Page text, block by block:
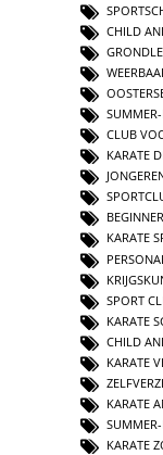
CHILD
CLUB
KARATE
KARATE
SPORT
KARATE
CHILD
KARATE
KARATE
KARATE